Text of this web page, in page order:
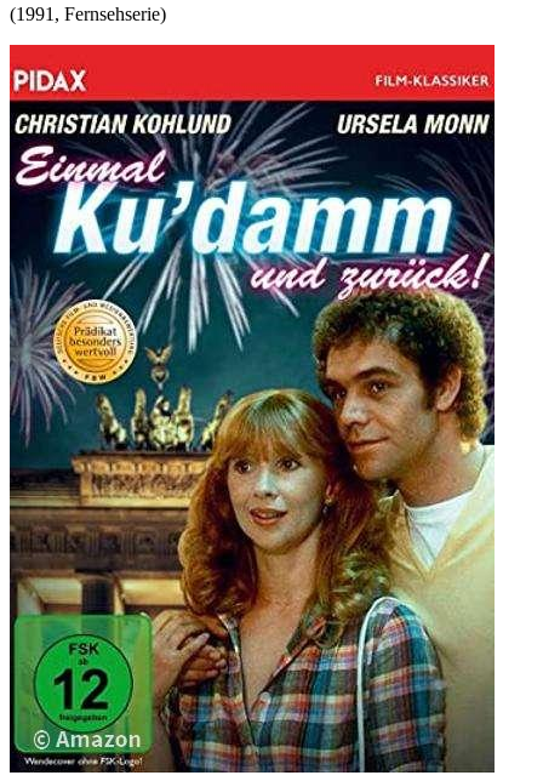
(1991 , Fernsehserie)